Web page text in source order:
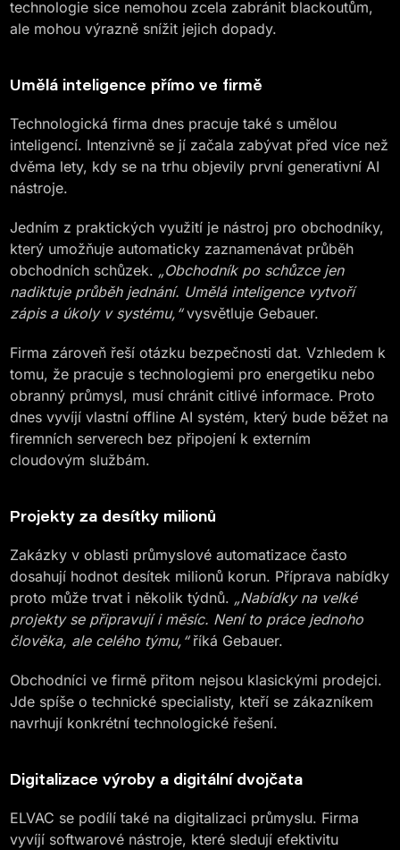
technologie sice nemohou zcela zabránit blackoutům,
ale mohou výrazně snížit jejich dopady.
Umělá inteligence přímo ve firmě
Technologická firma dnes pracuje také s umělou
inteligencí. Intenzivně se jí začala zabývat před více než
dvěma lety, kdy se na trhu objevily první generativní AI
nástroje.
Jedním z praktických využití je nástroj pro obchodníky,
který umožňuje automaticky zaznamenávat průběh
obchodních schůzek. „Obchodník po schůzce jen
nadiktuje průběh jednání. Umělá inteligence vytvoří
zápis a úkoly v systému,“vysvětluje Gebauer.
Firma zároveň řeší otázku bezpečnosti dat. Vzhledem k
tomu, že pracuje s technologiemi pro energetiku nebo
obranný průmysl, musí chránit citlivé informace. Proto
dnes vyvíjí vlastní offline AI systém, který bude běžet na
firemních serverech bez připojení k externím
cloudovým službám.
Projekty za desítky milionů
Zakázky v oblasti průmyslové automatizace často
dosahují hodnot desítek milionů korun. Příprava nabídky
proto může trvat i několik týdnů. „Nabídky na velké
projekty se připravují i měsíc. Není to práce jednoho
člověka, ale celého týmu,“říká Gebauer.
Obchodníci ve firmě přitom nejsou klasickými prodejci.
Jde spíše o technické specialisty, kteří se zákazníkem
navrhují konkrétní technologické řešení.
Digitalizace výroby a digitální dvojčata
ELVAC se podílí také na digitalizaci průmyslu. Firma
vyvíjí softwarové nástroje, které sledují efektivitu